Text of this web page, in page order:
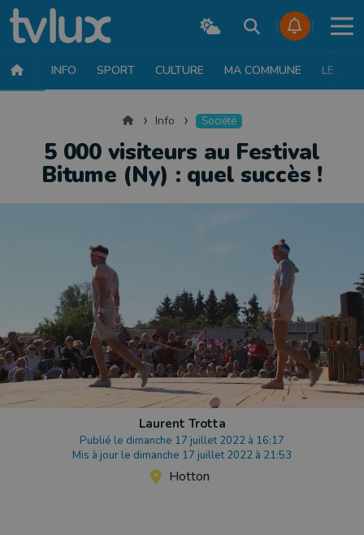
INFO SPORT CULTURE MA COMMUNE LE JT
AccueilInfo Société
5 000 visiteurs au Festival
Bitume (Ny) : quel succès !
Laurent Trotta
Publié le dimanche 17 juillet 2022 à 16:17
Mis à jour le dimanche 17 juillet 2022 à 21:53
Hotton